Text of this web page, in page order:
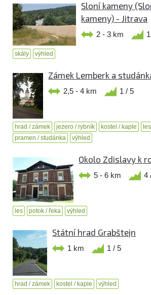
Sloní kameny
kameny) - Jitrava
2 - 3 km
skály výhled
Zámek Lemberk a
2,5 - 4 km 1 / 5
hrad / zámek jezero / rybník kostel / kaple les
pramen / studánka
výhled
Okolo Zdislavy k
5 - 6 km 4
les potok / řeka výhled
Státní hrad Grabštejn
1 km 1 / 5
hrad / zámek kostel / kaple výhled